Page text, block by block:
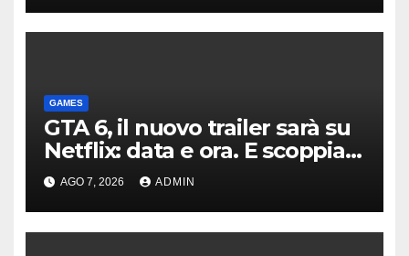
GAMES
GTA 6, il nuovo trailer sarà su
Netflix: data e ora. E scoppia
la polemica
AGO 7, 2026 ADMIN